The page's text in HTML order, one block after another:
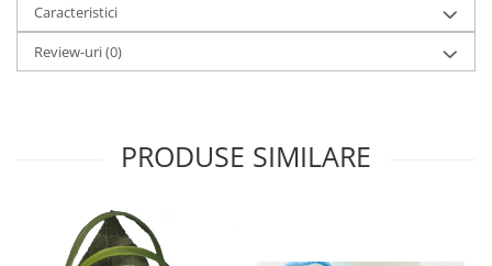
Caracteristici
Review-uri(0)
PRODUSE SIMILARE